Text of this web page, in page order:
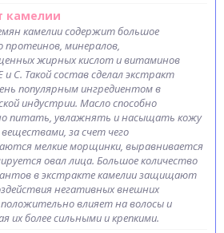
камелии
камелии содержит большое
протеинов, минералов,
жирных кислот и витаминов
и С. Такой состав сделал экстракт
популярным ингредиентом в
индустрии. Масло способно
питать, увлажнять и насыщать кожу
за счет чего
мелкие морщинки, выравнивается
овал лица. Большое количество
в экстракте камелии защищают
негативных внешних
влияет на волосы и
их более сильными и крепкими.